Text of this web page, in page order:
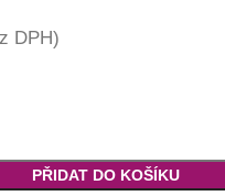
DPH)
PŘIDAT DO KOŠÍKU